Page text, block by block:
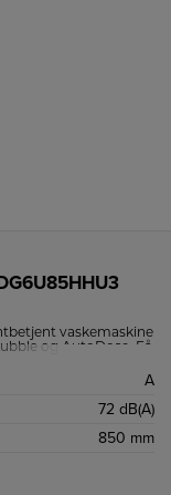
vaskemaskine
og AutoDose. Få
invertermotor.
A
72 dB(A)
850 mm